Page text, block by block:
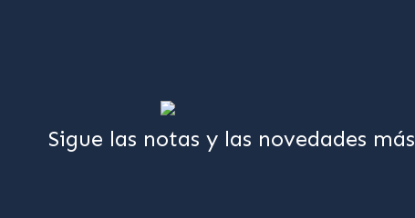
Sigue las notas y las novedades más